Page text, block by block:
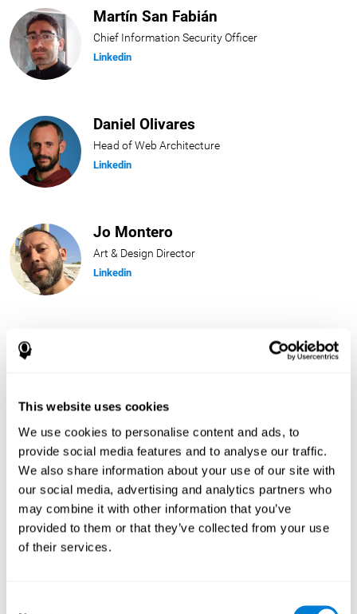
This website uses cookies
We use cookies to personalise content and ads, to
provide social media features and to analyse our traffic.
We also share information about your use of our site with
our social media, advertising and analytics partners who
may combine it with other information that you’ve
provided to them or that they’ve collected from your use
of their services.
Martín San Fabián
Chief Information Security Officer
Linkedin
Daniel Olivares
Head of Web Architecture
Linkedin
Jo Montero
Art & Design Director
Linkedin
José Ruiz
Security Administrator
Linkedin
Javier Díaz